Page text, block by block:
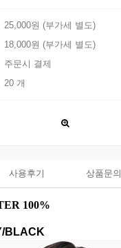
25,000원 (부가세 별도)
18,000원 (부가세 별도)
주문시 결제
20 개
사용후기 상품문의
100%
BLACK